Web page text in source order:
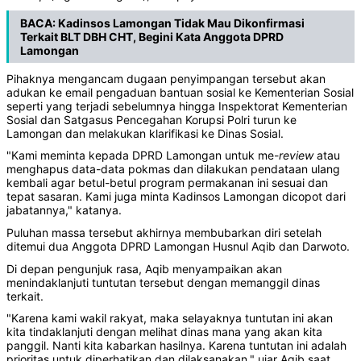
BACA:Kadinsos Lamongan Tidak Mau Dikonfirmasi
Terkait BLT DBH CHT, Begini Kata Anggota DPRD
Lamongan
Pihaknya mengancam dugaan penyimpangan tersebut akan
adukan ke email pengaduan bantuan sosial ke Kementerian Sosial
seperti yang terjadi sebelumnya hingga Inspektorat Kementerian
Sosial dan Satgasus Pencegahan Korupsi Polri turun ke
Lamongan dan melakukan klarifikasi ke Dinas Sosial.
"Kami meminta kepada DPRD Lamongan untuk me-reviewatau
menghapus data-data pokmas dan dilakukan pendataan ulang
kembali agar betul-betul program permakanan ini sesuai dan
tepat sasaran. Kami juga minta Kadinsos Lamongan dicopot dari
jabatannya," katanya.
Puluhan massa tersebut akhirnya membubarkan diri setelah
ditemui dua Anggota DPRD Lamongan Husnul Aqib dan Darwoto.
Di depan pengunjuk rasa, Aqib menyampaikan akan
menindaklanjuti tuntutan tersebut dengan memanggil dinas
terkait.
"Karena kami wakil rakyat, maka selayaknya tuntutan ini akan
kita tindaklanjuti dengan melihat dinas mana yang akan kita
panggil. Nanti kita kabarkan hasilnya. Karena tuntutan ini adalah